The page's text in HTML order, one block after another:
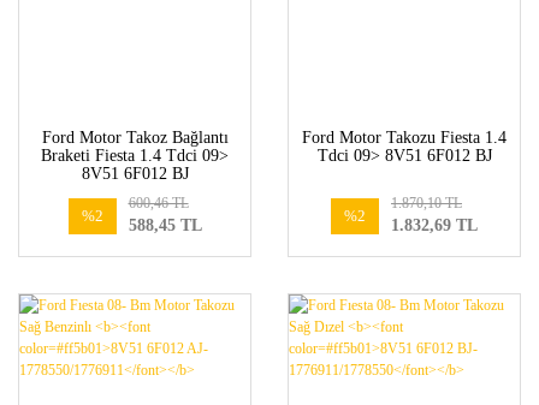
Ford Motor Takoz Bağlantı
Braketi Fiesta 1.4 Tdci 09>
8V51 6F012 BJ
%2
588,45 TL
600,46 TL
Ford Motor Takozu Fiesta 1.4
Tdci 09> 8V51 6F012 BJ
%2
1.832,69 TL
1.870,10 TL